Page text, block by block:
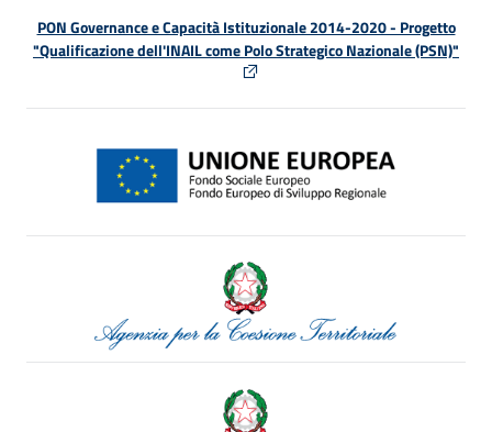
PON Governance e Capacità Istituzionale 2014-2020 - Progetto
"Qualificazione dell'INAIL come Polo Strategico Nazionale (PSN)"